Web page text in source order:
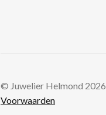
© Juwelier Helmond 2026
Voorwaarden